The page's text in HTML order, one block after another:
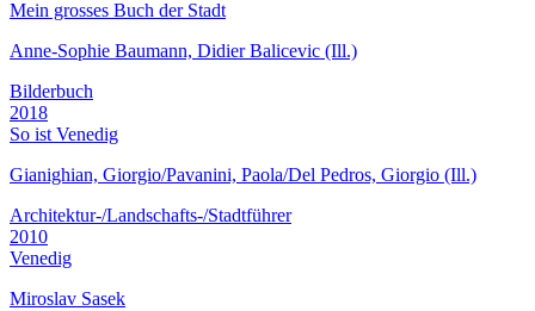
Mein grosses Buch der Stadt
Anne-Sophie Baumann, Didier Balicevic (Ill.)
Bilderbuch
2018
So ist Venedig
Gianighian, Giorgio/Pavanini, Paola/Del Pedros, Giorgio (Ill.)
Architektur-/Landschafts-/Stadtführer
2010
Venedig
Miroslav Sasek